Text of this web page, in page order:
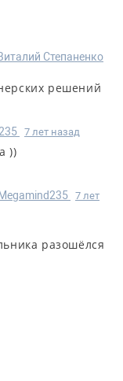
Степаненко
решений
7 лет назад
))
Megamind235 7 лет
разошёлся